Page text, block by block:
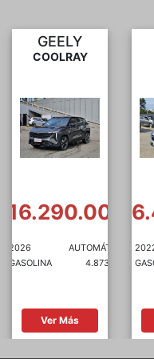
CHERY
ARRIZO 5
2022
GASOLINA
MANUAL
91.901 KM
Ver Más